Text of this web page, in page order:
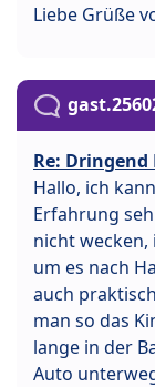
Liebe Grüße
Re:
Hallo, ich
Erfahrung
nicht
um es nach
auch
man so das
lange in der
Auto